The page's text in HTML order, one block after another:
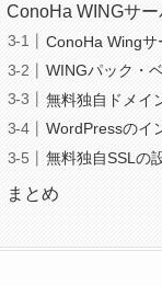
ConoHa WINGサ
ConoHa Wing
WINGパック・
無料独自ドメイ
WordPressのイ
無料独自SSLの
まとめ